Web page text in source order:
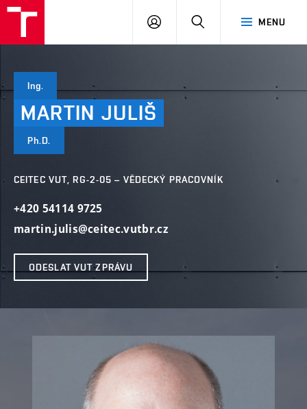
MENU
PŘIHLÁSIT
Ing.
MARTIN JULIŠ
Ph.D.
CEITEC VUT, RG-2-05 – VĚDECKÝ PRACOVNÍK
+420 54114 9725
martin.julis@ceitec.vutbr.cz
ODESLAT VUT ZPRÁVU